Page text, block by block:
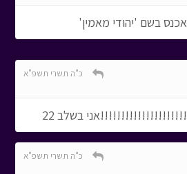
אכנס בשם 'יהודי מאמין'
כ"ה תשרי תשפ"א
בשלב 22
כ"ה תשרי תשפ"א